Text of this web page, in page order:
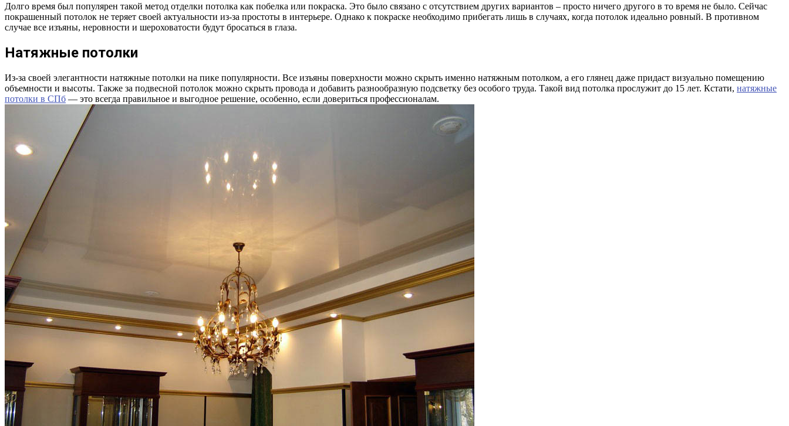
Долго время был популярен такой метод отделки потолка как побелка или покраска. Это было связано с отсутствием других вариантов – просто ничего другого в то время не было. Сейчас
покрашенный потолок не теряет своей актуальности из-за простоты в интерьере. Однако к покраске необходимо прибегать лишь в случаях, когда потолок идеально ровный. В противном
случае все изъяны, неровности и шероховатости будут бросаться в глаза.
Натяжные потолки
Из-за своей элегантности натяжные потолки на пике популярности. Все изъяны поверхности можно скрыть именно натяжным потолком, а его глянец даже придаст визуально помещению
объемности и высоты. Также за подвесной потолок можно скрыть провода и добавить разнообразную подсветку без особого труда. Такой вид потолка прослужит до 15 лет. Кстати, натяжные
потолки в СПб — это всегда правильное и выгодное решение, особенно, если довериться профессионалам.